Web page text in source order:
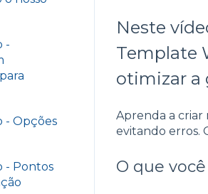
Neste
Template
otimizar a
Aprenda a criar
evitando erros.
O que
-
- Opções
- Pontos